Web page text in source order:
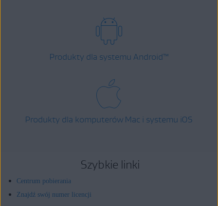
Produkty dla systemu Android™
Produkty dla komputerów Mac i systemu iOS
Szybkie linki
Centrum pobierania
Znajdź swój numer licencji